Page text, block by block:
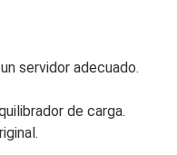
servidor adecuado.
de carga.